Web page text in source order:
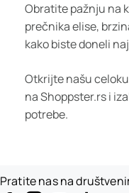
Obratite pažnju na
prečnika elise,
kako biste doneli
Otkrijte našu
na Shoppster.rs i
potrebe.
Pratite nas na